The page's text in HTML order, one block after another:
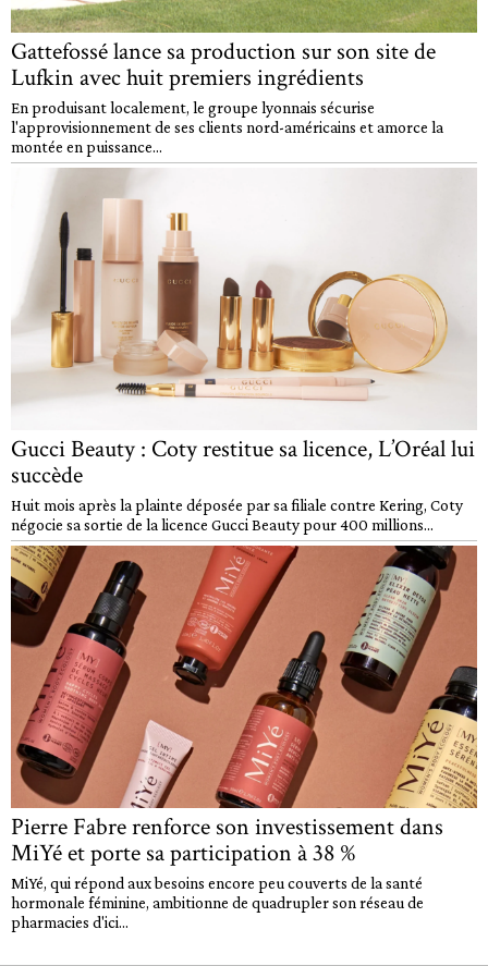
Gattefossé lance sa production sur son site de
Lufkin avec huit premiers ingrédients
En produisant localement, le groupe lyonnais sécurise
l'approvisionnement de ses clients nord-américains et amorce la
montée en puissance...
Gucci Beauty : Coty restitue sa licence, L’Oréal lui
succède
Huit mois après la plainte déposée par sa filiale contre Kering, Coty
négocie sa sortie de la licence Gucci Beauty pour 400 millions...
Pierre Fabre renforce son investissement dans
MiYé et porte sa participation à 38 %
MiYé, qui répond aux besoins encore peu couverts de la santé
hormonale féminine, ambitionne de quadrupler son réseau de
pharmacies d'ici...